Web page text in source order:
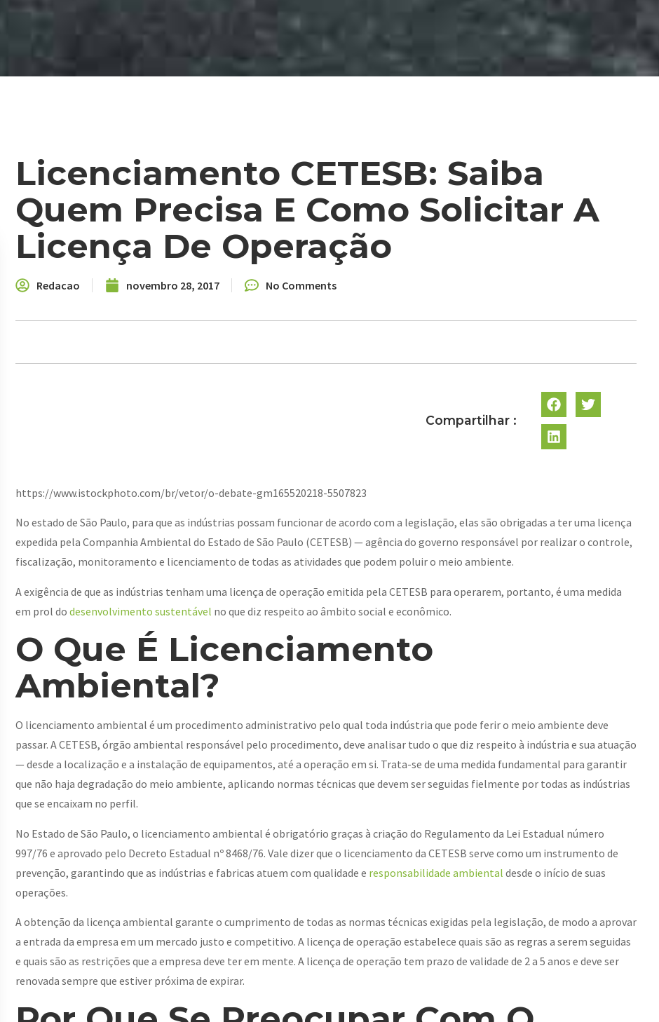
Licenciamento CETESB: Saiba
Quem Precisa E Como Solicitar A
Licença De Operação
Redacao novembro 28, 2017 No Comments
Compartilhar :
https://www.istockphoto.com/br/vetor/o-debate-gm165520218-5507823
No estado de São Paulo, para que as indústrias possam funcionar de acordo com a legislação, elas são obrigadas a ter uma licença
expedida pela Companhia Ambiental do Estado de São Paulo (CETESB) — agência do governo responsável por realizar o controle,
fiscalização, monitoramento e licenciamento de todas as atividades que podem poluir o meio ambiente.
A exigência de que as indústrias tenham uma licença de operação emitida pela CETESB para operarem, portanto, é uma medida
em prol do desenvolvimento sustentável no que diz respeito ao âmbito social e econômico.
O Que É Licenciamento
Ambiental?
O licenciamento ambiental é um procedimento administrativo pelo qual toda indústria que pode ferir o meio ambiente deve
passar. A CETESB, órgão ambiental responsável pelo procedimento, deve analisar tudo o que diz respeito à indústria e sua atuação
— desde a localização e a instalação de equipamentos, até a operação em si. Trata-se de uma medida fundamental para garantir
que não haja degradação do meio ambiente, aplicando normas técnicas que devem ser seguidas fielmente por todas as indústrias
que se encaixam no perfil.
No Estado de São Paulo, o licenciamento ambiental é obrigatório graças à criação do Regulamento da Lei Estadual número
997/76 e aprovado pelo Decreto Estadual nº 8468/76. Vale dizer que o licenciamento da CETESB serve como um instrumento de
prevenção, garantindo que as indústrias e fabricas atuem com qualidade e responsabilidade ambiental desde o início de suas
operações.
A obtenção da licença ambiental garante o cumprimento de todas as normas técnicas exigidas pela legislação, de modo a aprovar
a entrada da empresa em um mercado justo e competitivo. A licença de operação estabelece quais são as regras a serem seguidas
e quais são as restrições que a empresa deve ter em mente. A licença de operação tem prazo de validade de 2 a 5 anos e deve ser
renovada sempre que estiver próxima de expirar.